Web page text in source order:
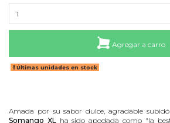
Agregar a carro
Últimas unidades en stock
Amada por su sabor dulce, agradable
Somango XLha sido apodada como "la